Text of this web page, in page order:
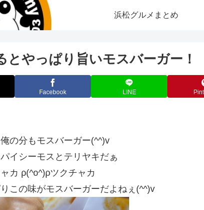
浜松グルメまとめ
とやっぱり旨いモスバーガー！
Facebook LINE
の分もモスバーガー(^^)v
イシーモスとテリヤキだぁ
カ ρ(^o^)ρツクチャカ
この味がモスバーガーだよねぇ(^^)v